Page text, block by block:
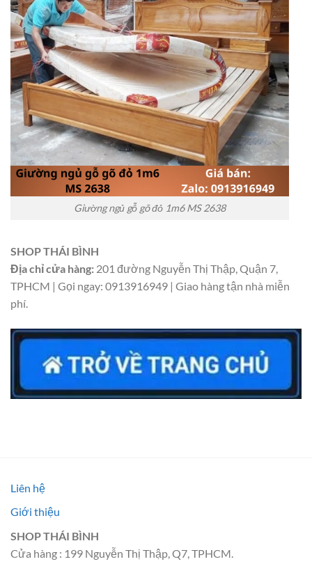
Giường ngủ gỗ gõ đỏ 1m6 MS 2638
SHOP THÁI BÌNH
Địa chỉ cửa hàng: 201 đường Nguyễn Thị Thập, Quận 7,
TPHCM | Gọi ngay: 0913916949 | Giao hàng tận nhà miễn
phí.
Liên hệ
Giới thiệu
SHOP THÁI BÌNH
Cửa hàng : 199 Nguyễn Thị Thập, Q7, TPHCM.